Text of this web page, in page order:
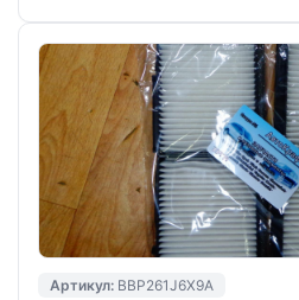
Артикул: BBP261J6X9A